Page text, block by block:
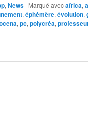
, News | Marqué avecafrica,
, éphémère, évolution,
, pc, polycréa,